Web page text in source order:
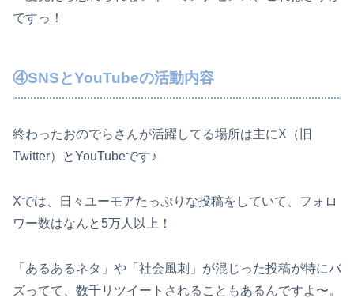
ですっ！
④SNSとYouTubeの活動内容
終わったおのでらさんが活躍してる場所は主にX（旧
Twitter）とYouTubeです♪
Xでは、日々ユーモアたっぷりな投稿をしていて、フォロ
ワー数はなんと5万人以上！
「あるあるネタ」や「社会風刺」が混じった投稿が特にバ
ズってて、数千リツイートされることもあるんですよ〜。